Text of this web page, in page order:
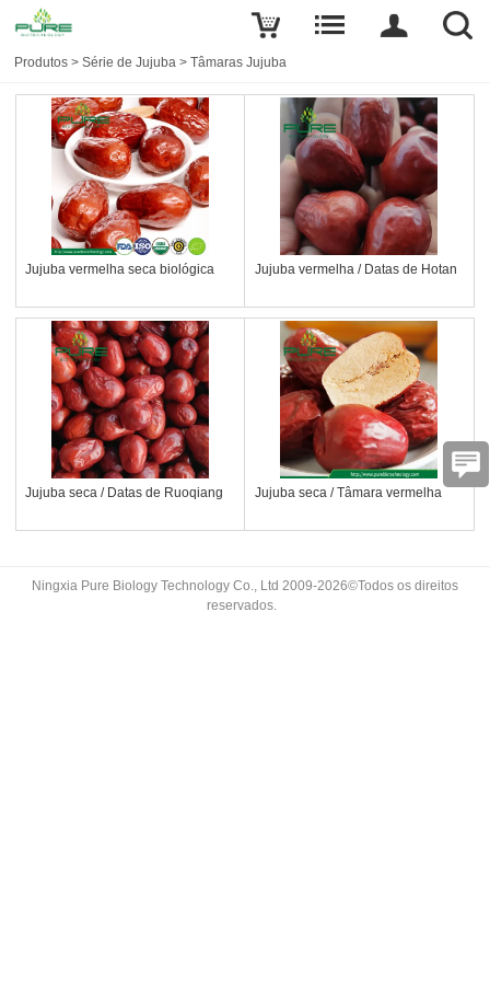
Produtos >Série de Jujuba >Tâmaras Jujuba
Jujuba vermelha seca biológica Jujuba vermelha / Datas de Hotan
Jujuba seca / Datas de Ruoqiang Jujuba seca / Tâmara vermelha
Ningxia Pure Biology Technology Co., Ltd 2009-2026©Todos os direitos
reservados.